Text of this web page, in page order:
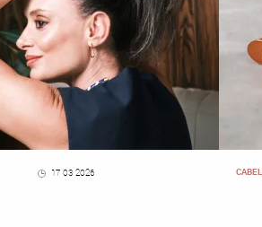
17 03 2026